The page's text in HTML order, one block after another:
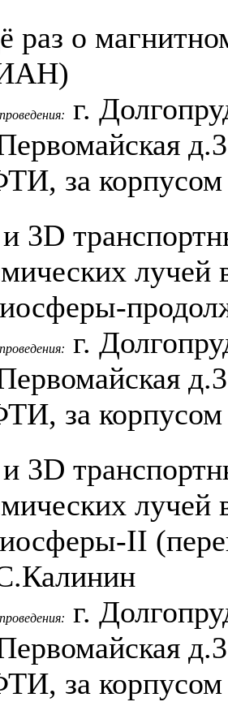
раз о
г.
за
3D
лучей
г.
за
3D
лучей
II
г.
за